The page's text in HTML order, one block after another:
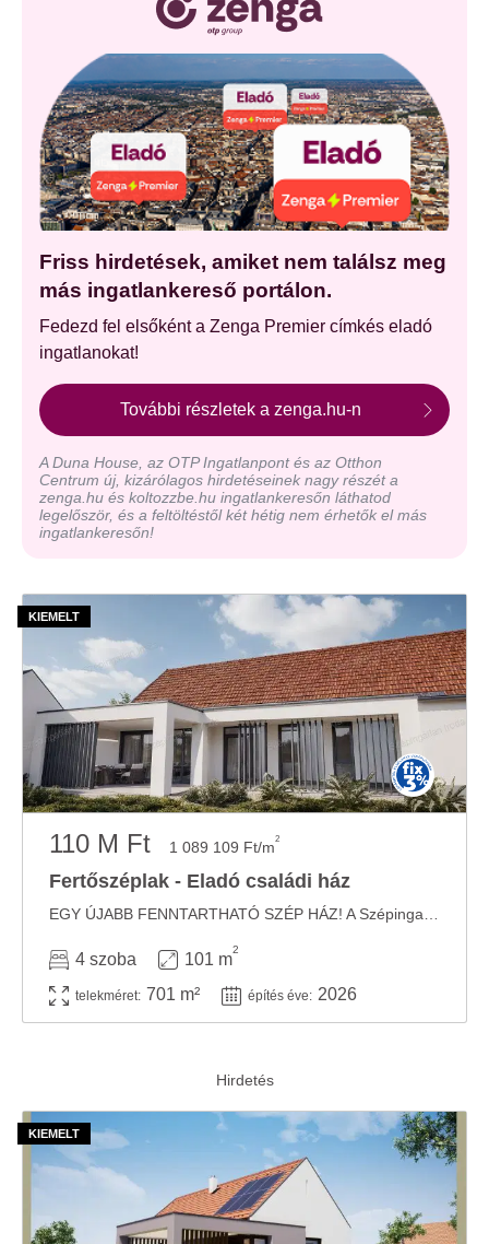
Friss hirdetések, amiket nem találsz meg
más ingatlankereső portálon.
Fedezd fel elsőként a Zenga Premier címkés eladó
ingatlanokat!
További részletek a zenga.hu-n
A Duna House, az OTP Ingatlanpont és az Otthon
Centrum új, kizárólagos hirdetéseinek nagy részét a
zenga.hu és koltozzbe.hu ingatlankeresőn láthatod
legelőször, és a feltöltéstől két hétig nem érhetők el más
ingatlankeresőn!
110 M Ft 1 089 109 Ft/m2
Fertőszéplak - Eladó családi ház
4 szoba 101 m
2
telekméret: 701 m² építés éve: 2026